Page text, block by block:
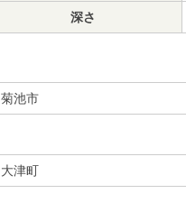
深さ
菊池市
大津町